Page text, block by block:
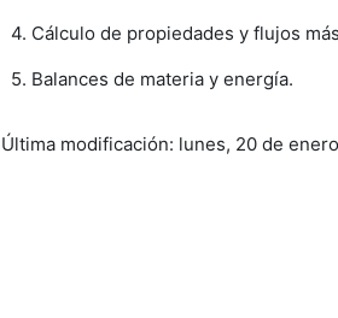
4. Cálculo de propiedades y flujos
5. Balances de materia y energía.
Última modificación: lunes, 20 de